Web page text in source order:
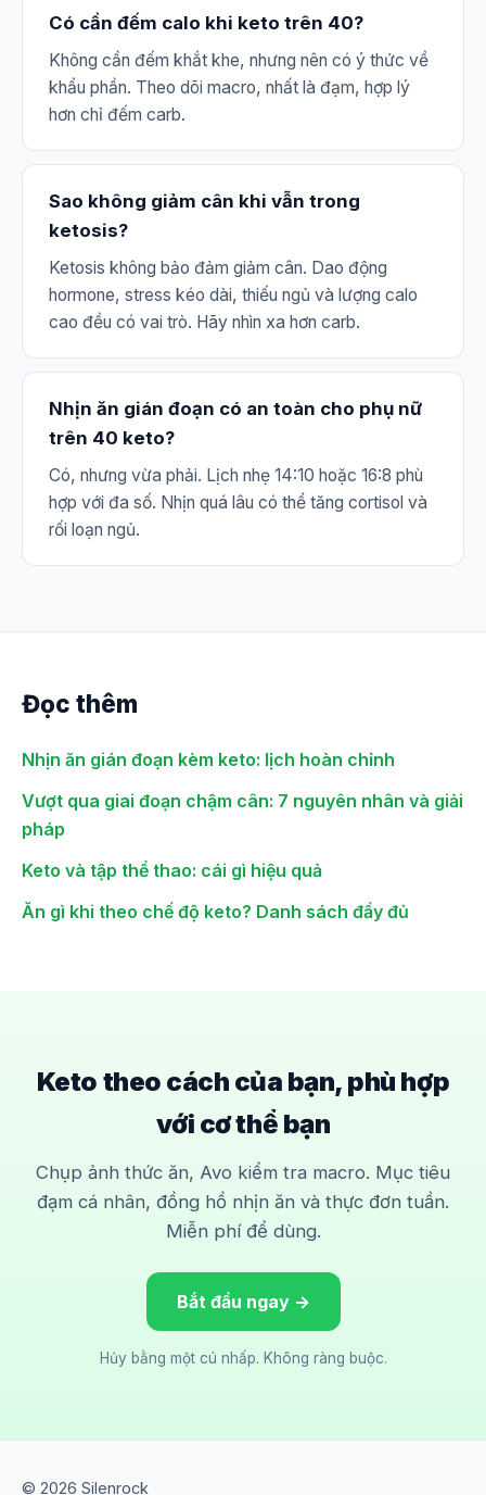
Có cần đếm calo khi keto trên 40?
Không cần đếm khắt khe, nhưng nên có ý thức về
khẩu phần. Theo dõi macro, nhất là đạm, hợp lý
hơn chỉ đếm carb.
Sao không giảm cân khi vẫn trong
ketosis?
Ketosis không bảo đảm giảm cân. Dao động
hormone, stress kéo dài, thiếu ngủ và lượng calo
cao đều có vai trò. Hãy nhìn xa hơn carb.
Nhịn ăn gián đoạn có an toàn cho phụ nữ
trên 40 keto?
Có, nhưng vừa phải. Lịch nhẹ 14:10 hoặc 16:8 phù
hợp với đa số. Nhịn quá lâu có thể tăng cortisol và
rối loạn ngủ.
Đọc thêm
Nhịn ăn gián đoạn kèm keto: lịch hoàn chỉnh
Vượt qua giai đoạn chậm cân: 7 nguyên nhân và giải
pháp
Keto và tập thể thao: cái gì hiệu quả
Ăn gì khi theo chế độ keto? Danh sách đầy đủ
Keto theo cách của bạn, phù hợp
với cơ thể bạn
Chụp ảnh thức ăn, Avo kiểm tra macro. Mục tiêu
đạm cá nhân, đồng hồ nhịn ăn và thực đơn tuần.
Miễn phí để dùng.
Bắt đầu ngay →
Hủy bằng một cú nhấp. Không ràng buộc.
© 2026 Silenrock